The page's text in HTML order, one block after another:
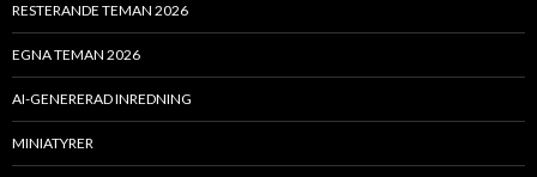
RESTERANDE TEMAN 2026
EGNA TEMAN 2026
AI-GENERERAD INREDNING
MINIATYRER